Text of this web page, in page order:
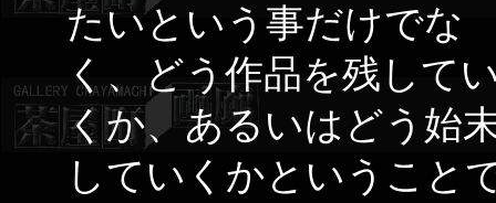
たいという事だけでな
く、どう作品を残して
くか、あるいはどう始
していくかということ